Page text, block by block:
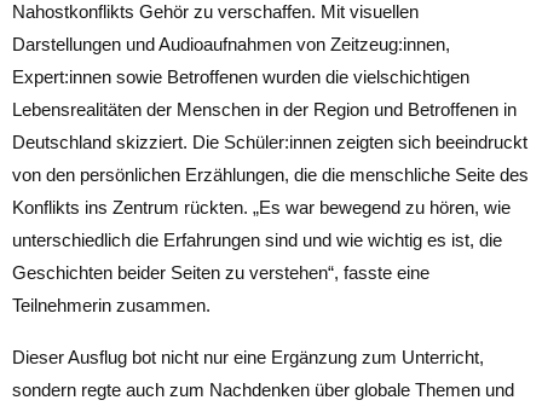
Nahostkonflikts Gehör zu verschaffen. Mit visuellen
Darstellungen und Audioaufnahmen von Zeitzeug:innen,
Expert:innen sowie Betroffenen wurden die vielschichtigen
Lebensrealitäten der Menschen in der Region und Betroffenen in
Deutschland skizziert. Die Schüler:innen zeigten sich beeindruckt
von den persönlichen Erzählungen, die die menschliche Seite des
Konflikts ins Zentrum rückten. „Es war bewegend zu hören, wie
unterschiedlich die Erfahrungen sind und wie wichtig es ist, die
Geschichten beider Seiten zu verstehen“, fasste eine
Teilnehmerin zusammen.
Dieser Ausflug bot nicht nur eine Ergänzung zum Unterricht,
sondern regte auch zum Nachdenken über globale Themen und